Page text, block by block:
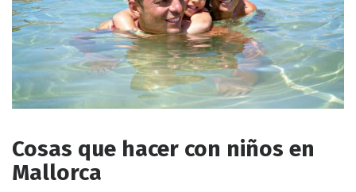
Cosas que hacer con niños en
Mallorca